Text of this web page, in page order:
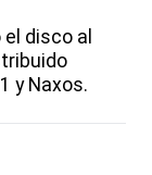
disco al
y Naxos.